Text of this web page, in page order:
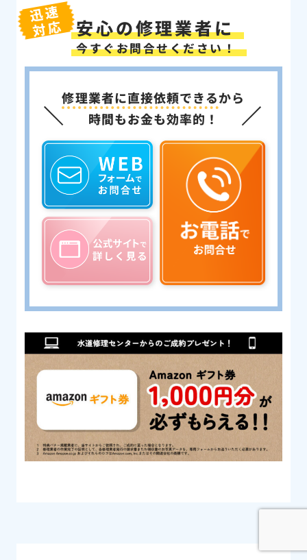
迅速
対応 安心の修理業者に
今すぐお問合せください！
修理業者に直接依頼できるから
時間もお金も効率的！